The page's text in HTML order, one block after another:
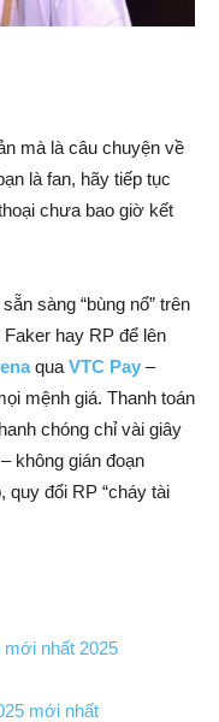
mà là câu chuyện về
là fan, hãy tiếp tục
chưa bao giờ kết
sàng “bùng nổ” trên
hay RP để lên
qua VTC Pay –
mệnh giá. Thanh toán
chóng chỉ vài giây
không gián đoạn
quy đổi RP “cháy tài
nhất 2025
mới nhất